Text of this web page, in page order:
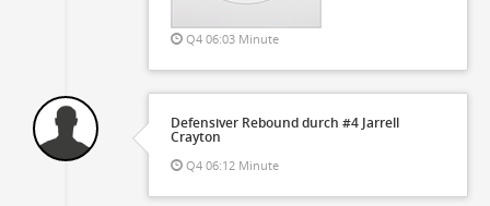
Q4 06:03 Minute
Defensiver Rebound durch #4 Jarrell
Crayton
Q4 06:12 Minute